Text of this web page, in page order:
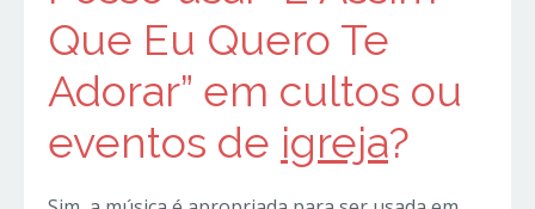
Que Eu Quero Te
Adorar” em cultos ou
eventos de igreja?